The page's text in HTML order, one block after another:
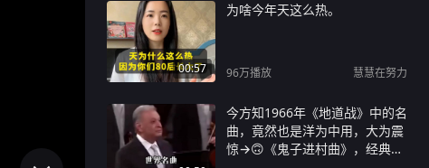
00:57
为啥今年天这么热。
96万播放 慧慧在努力
今方知1966年《地道战》中的名
曲，竟然也是洋为中用，大为震
惊→🙃《鬼子进村曲》，经典名